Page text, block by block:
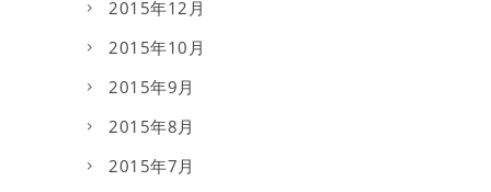
2015年12月
2015年10月
2015年9月
2015年8月
2015年7月